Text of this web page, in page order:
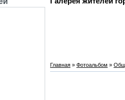
Главная » Фотоальбом »